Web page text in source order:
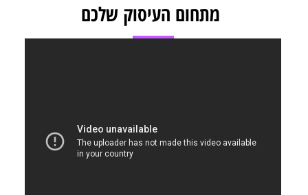
מתחום העיסוק שלכם